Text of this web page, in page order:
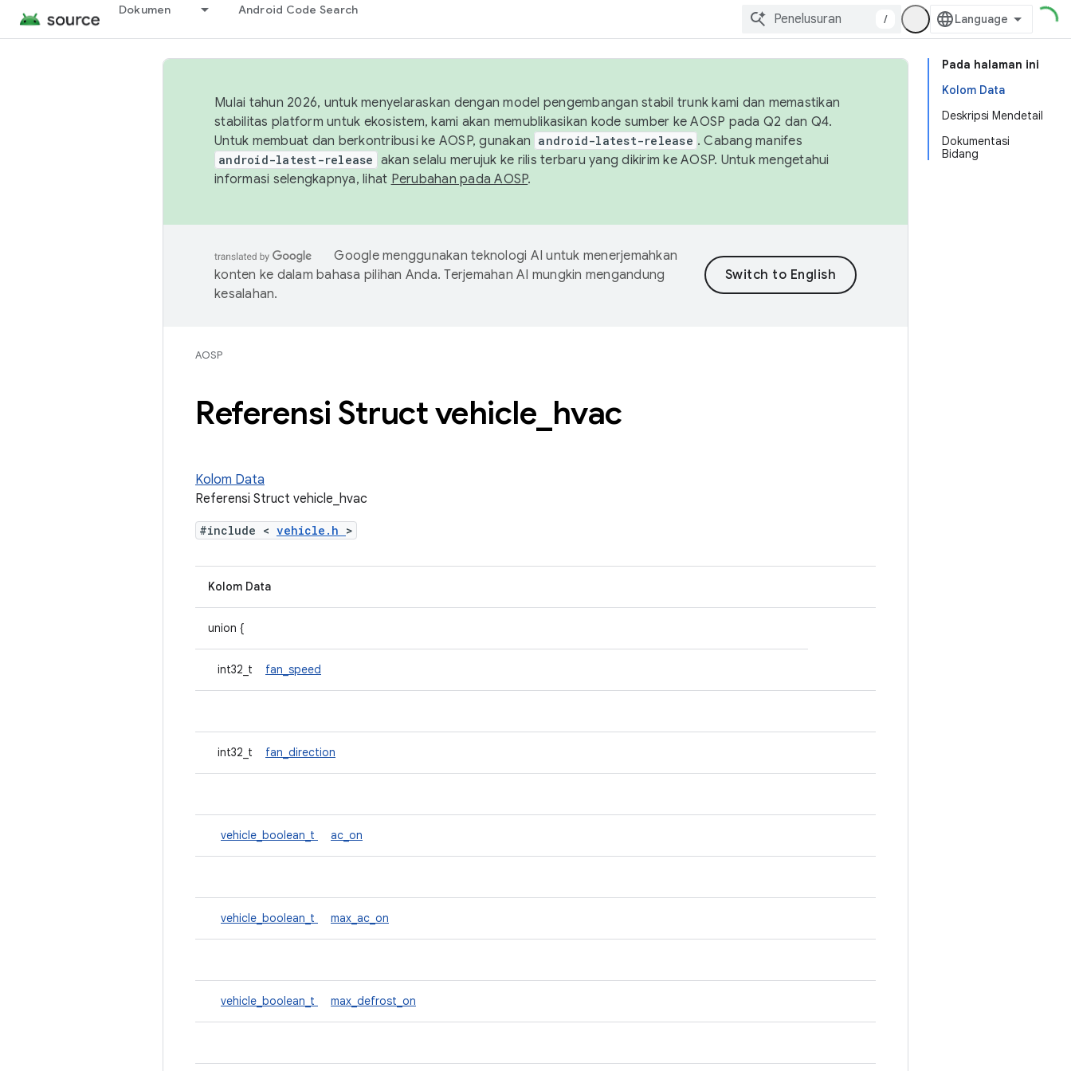
Dokumen Android Code Search
/
Pada halaman ini
Kolom Data
Deskripsi Mendetail
Dokumentasi
Bidang
Mulai tahun 2026, untuk menyelaraskan dengan model pengembangan stabil trunk kami dan memastikan
stabilitas platform untuk ekosistem, kami akan memublikasikan kode sumber ke AOSP pada Q2 dan Q4.
Untuk membuat dan berkontribusi ke AOSP, gunakan android-latest-release . Cabang manifes
android-latest-release akan selalu merujuk ke rilis terbaru yang dikirim ke AOSP. Untuk mengetahui
informasi selengkapnya, lihat Perubahan pada AOSP.
Google menggunakan teknologi AI untuk menerjemahkan
konten ke dalam bahasa pilihan Anda. Terjemahan AI mungkin mengandung
kesalahan.
AOSP
Referensi Struct vehicle hvac
Kolom Data
Referensi Struct vehicle_hvac
#include < vehicle.h >
Kolom Data
union {
int32_t fan_speed
int32_t fan_direction
vehicle_boolean_t ac_on
vehicle_boolean_t max_ac_on
vehicle_boolean_t max_defrost_on